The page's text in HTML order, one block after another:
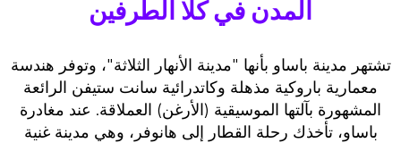
المدن في كلا الطرفين
تشتهر مدينة باساو بأنها "مدينة الأنهار الثلاثة"، وتوفر هندسة
معمارية باروكية مذهلة وكاتدرائية سانت ستيفن الرائعة
المشهورة بآلتها الموسيقية (الأرغن) العملاقة. عند مغادرة
باساو، تأخذك رحلة القطار إلى هانوفر، وهي مدينة غنية